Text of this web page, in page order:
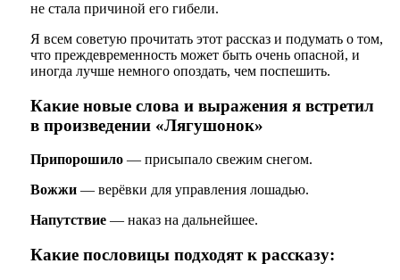
не стала причиной его гибели.
Я всем советую прочитать этот рассказ и подумать о том,
что преждевременность может быть очень опасной, и
иногда лучше немного опоздать, чем поспешить.
Какие новые слова и выражения я встретил
в произведении «Лягушонок»
Припорошило— присыпало свежим снегом.
Вожжи— верёвки для управления лошадью.
Напутствие— наказ на дальнейшее.
Какие пословицы подходят к рассказу: